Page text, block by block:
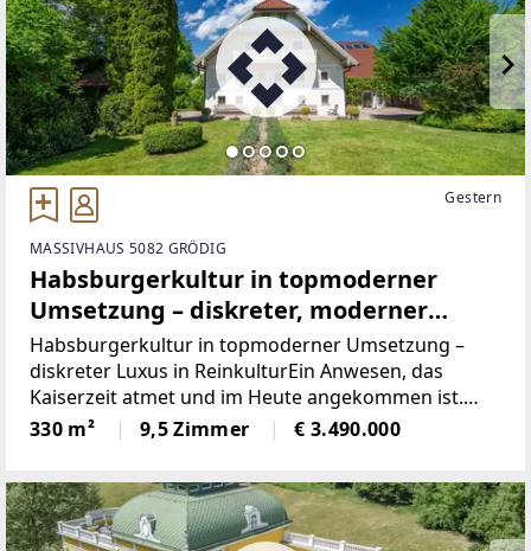
Gestern
MASSIVHAUS 5082 GRÖDIG
Habsburgerkultur in topmoderner
Umsetzung – diskreter, moderner
Luxus in Reinkultur
Habsburgerkultur in topmoderner Umsetzung –
diskreter Luxus in ReinkulturEin Anwesen, das
Kaiserzeit atmet und im Heute angekommen ist.
Das Kaisergüttl nahe Salzburg verbindet die Würde
eines historischen Guts mit der Leichtigkeit
330 m² 9,5 Zimmer € 3.490.000